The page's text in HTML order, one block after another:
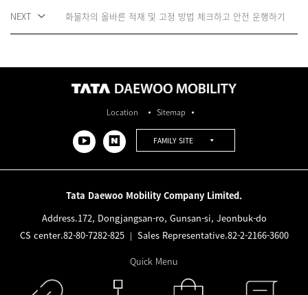
NEXT 화물차의 올바른 적재 및 고정 방법 체크하고 안전 운행하기
Location Sitemap
FAMILY SITE
Tata Daewoo Mobility Company Limited.
Address.172, Dongjangsan-ro, Gunsan-si, Jeonbuk-do
CS center.82-80-7282-825 | Sales Representative.82-2-2166-3600
Quick Menu